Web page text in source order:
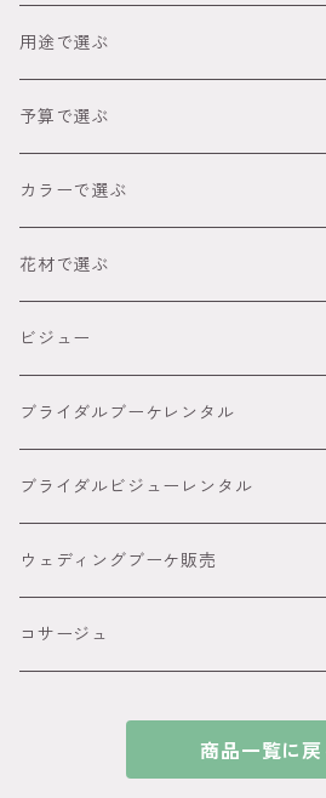
用途で選ぶ
成人式
卒業式（袴）
ウェディング
オーダーメイド髪飾り
予算で選ぶ
～2,999円
3,000円～4,999円
5,000円～８８００円
８８００円～
カラーで選ぶ
● レッド
● ピンク
● グリーン
● イエロー
● オレンジ
● パープル
花材で選ぶ
胡蝶蘭髪飾り
カサブランカ 百合髪飾り
ダリア
ピンポンマム髪飾り
アメリカンフラワー髪飾り
ビジュー
ブライダルブーケレンタル
ブライダルビジューレンタル
ウェディングブーケ販売
コサージュ
商品一覧に戻